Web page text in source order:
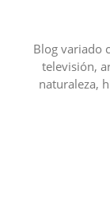
contenidoBlog variado
televisión,
naturaleza,